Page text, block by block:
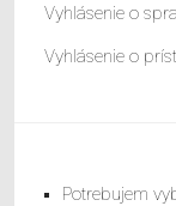
Vyhlásenie o
Vyhlásenie o
Potrebujem